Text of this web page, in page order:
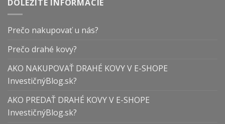
DÔLEŽITÉ INFORMÁCIE
Prečo nakupovať u nás?
Prečo drahé kovy?
AKO NAKUPOVAŤ DRAHÉ KOVY V E-SHOPE
InvestičnýBlog.sk?
AKO PREDAŤ DRAHÉ KOVY V E-SHOPE
InvestičnýBlog.sk?